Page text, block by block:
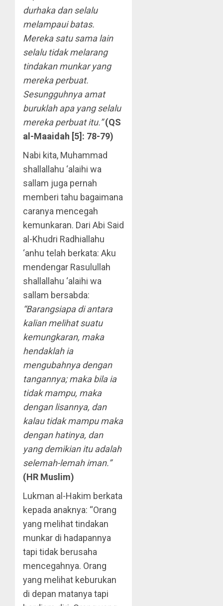
durhaka dan selalu
melampaui batas.
Mereka satu sama lain
selalu tidak melarang
tindakan munkar yang
mereka perbuat.
Sesungguhnya amat
buruklah apa yang selalu
mereka perbuat itu.”(QS
al-Maaidah [5]: 78-79)
Nabi kita, Muhammad
shallallahu ‘alaihi wa
sallam juga pernah
memberi tahu bagaimana
caranya mencegah
kemunkaran. Dari Abi Said
al-Khudri Radhiallahu
‘anhu telah berkata: Aku
mendengar Rasulullah
shallallahu ‘alaihi wa
sallam bersabda:
“Barangsiapa di antara
kalian melihat suatu
kemungkaran, maka
hendaklah ia
mengubahnya dengan
tangannya; maka bila ia
tidak mampu, maka
dengan lisannya, dan
kalau tidak mampu maka
dengan hatinya, dan
yang demikian itu adalah
selemah-lemah iman.”
(HR Muslim)
Lukman al-Hakim berkata
kepada anaknya: “Orang
yang melihat tindakan
munkar di hadapannya
tapi tidak berusaha
mencegahnya. Orang
yang melihat keburukan
di depan matanya tapi